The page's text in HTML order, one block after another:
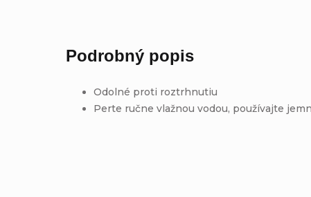
Podrobný popis
Odolné proti roztrhnutiu
Perte ručne vlažnou vodou, používajte